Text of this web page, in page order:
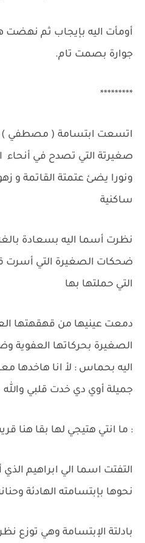
أومأت اليه بإيجاب ثم نهضت
جوارة بصمت تام.
*********
اتسعت ابتسامة ( مصطفي )
صغيرتة التي تصدح في أنحاء
ونورا يضئ عتمتة القاتمة و
ساكنية
نظرت أسما اليه بسعادة
ضحكات الصغيرة التي أسرت
التي حملتها بها
دمعت عينيها من قهقهتها
الصغيرة بحركاتها العفوية
اليه بحماس : لأ انا هاخدها
جميلة أوي دي خدت قلبي والله
: ما انتي هتيجي لها بقا هنا
التفتت اسما الي ابراهيم
نحوها بإبتسامته الهادئة
بادلتة الإبتسامة وهي توزع